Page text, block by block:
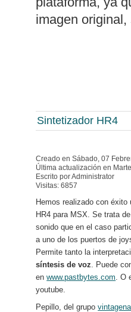
imagen
Sintetizador HR4
Creado en Sábado, 07
Última actualización en
Escrito por Administrator
Visitas: 6857
Hemos realizado con
HR4 para MSX. Se trata
sonido que en el caso
a uno de los puertos de
Permite tanto la
síntesis de voz. Puede
enwww.pastbytes.com. O
youtube.
Pepillo, del grupo